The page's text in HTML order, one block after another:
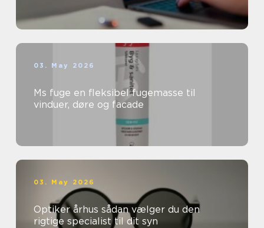
03. May 2026
Ms fuge en fleksibel fugemasse til
vinduer, døre og facade
03. May 2026
Optiker århus sådan vælger du den
rigtige specialist til dit syn